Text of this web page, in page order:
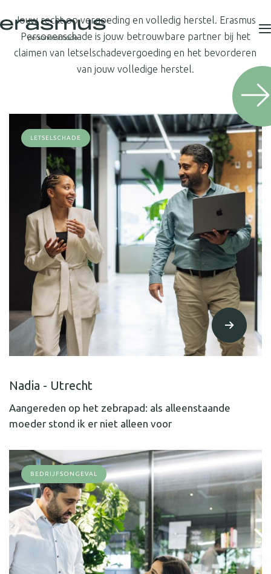
Jouw recht op vergoeding en volledig herstel. Erasmus
Personenschade is jouw betrouwbare partner bij het
claimen van letselschadevergoeding en het bevorderen
van jouw volledige herstel.
LETSELSCHADE
Nadia - Utrecht
Aangereden op het zebrapad: als alleenstaande
moeder stond ik er niet alleen voor
BEDRIJFSONGEVAL